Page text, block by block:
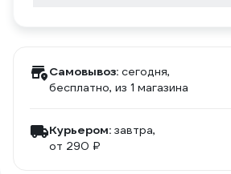
Самовывоз: сегодня,
бесплатно, из 1 магазина
Курьером: завтра,
от 290 ₽